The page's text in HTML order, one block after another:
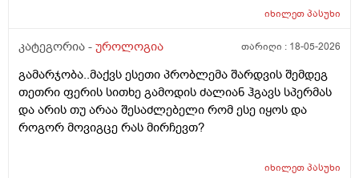
კონკრეტული ადგილი მტკიოდა. მერე ვისხავდი
რო ვᲨარდავდი Შარდი Შიგ რᲩებოდაა წვეᲗები
Ჩერდებოდა Შარდიმერე ᲗიᲗქოს გამიარაა არც
გამონაყრის ქავილი არ მქონდა არაფერი არაფეტი
აგარ მაწუხებდა ამტკივილმა და რაგაცებმა 2დᲦეᲨი
გაიარა მერე ისევ სხვასᲗან დავკავდი უბრალოდ
მიმასტურბირებდა განდონის გარეᲨე და გავაᲗავე მის
იხილეთპასუხი
კატეგორია - უროლოგია თარიღი : 18-05-2026
გამარჯობა..მაქვს ესეთი პრობლემა შარდვის შემდეგ
თეთრი ფერის სითხე გამოდის ძალიან ჰგავს სპერმას
და არის თუ არაა შესაძლებელი რომ ესე იყოს და
როგორ მოვიგცე რას მირჩევთ?
იხილეთპასუხი